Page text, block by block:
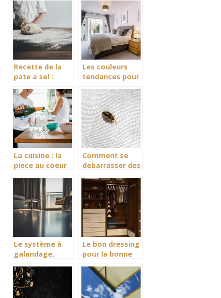
l’intérieur d’une
maison ?
assurance
habitation ?
Recette de la
pate a sel :
etapes
Les couleurs
tendances pour
2021
La cuisine : la
piece au coeur
Comment se
debarrasser des
soi ?
Le système à
galandage,
petits espaces
Le bon dressing
pour la bonne